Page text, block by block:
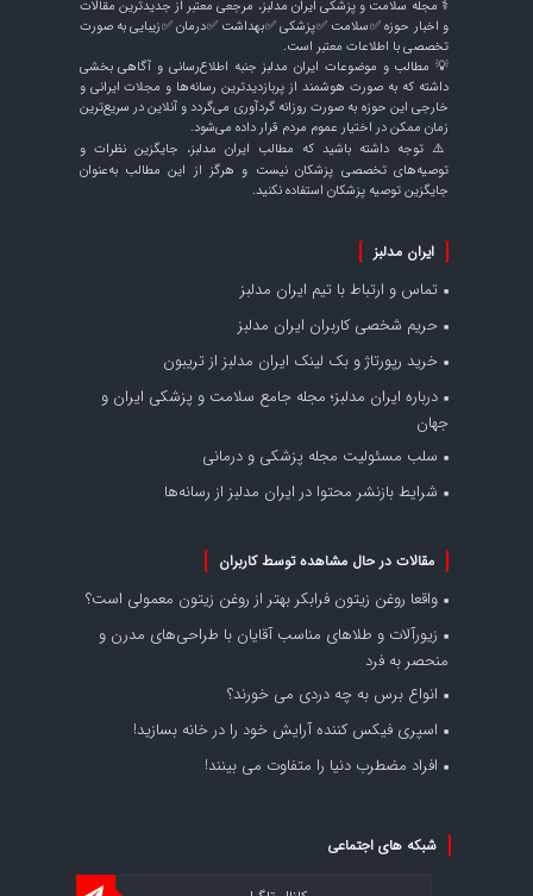
⚕️ مجله سلامت و پزشکی ایران مدلبز، مرجعی معتبر از جدیدترین مقالات
و اخبار حوزه ✅سلامت ✅پزشکی ✅بهداشت ✅درمان ✅زیبایی به صورت
تخصصی با اطلاعات معتبر است.
💡 مطالب و موضوعات ایران مدلبز جنبه اطلاع‌رسانی و آگاهی بخشی
داشته که به صورت هوشمند از پربازدیدترین رسانه‌ها و مجلات ایرانی و
خارجی این حوزه به صورت روزانه گردآوری می‌گردد و آنلاین در سریع‌ترین
زمان ممکن در اختیار عموم مردم قرار داده می‌شود.
⚠️ توجه داشته باشید که مطالب ایران مدلبز، جایگزین نظرات و
توصیه‌های تخصصی پزشکان نیست و هرگز از این مطالب به‌عنوان
جایگزین توصیه پزشکان استفاده نکنید.
ایران مدلبز
تماس و ارتباط با تیم ایران مدلبز
حریم شخصی کاربران ایران مدلبز
خرید رپورتاژ و بک لینک ایران مدلبز از تریبون
درباره ایران مدلبز؛ مجله جامع سلامت و پزشکی ایران و
جهان
سلب مسئولیت مجله پزشکی و درمانی
شرایط بازنشر محتوا در ایران مدلبز از رسانه‌ها
مقالات در حال مشاهده توسط کاربران
واقعا روغن زیتون فرابکر بهتر از روغن زیتون معمولی است؟
زیورآلات و طلاهای مناسب آقایان با طراحی‌های مدرن و
منحصر به فرد
انواع برس به چه دردی می خورند؟
اسپری فیکس کننده آرایش خود را در خانه بسازید!
افراد مضطرب دنیا را متفاوت می بینند!
شبکه های اجتماعی